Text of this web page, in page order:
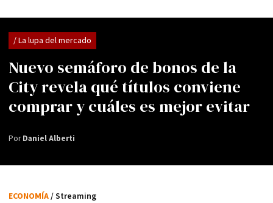
Nuevo semáforo de bonos de la
City revela qué títulos conviene
comprar y cuáles es mejor evitar
/ La lupa del mercado
PorDaniel Alberti
ECONOMÍA/ Streaming